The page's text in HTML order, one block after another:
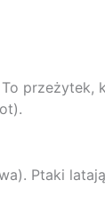
Ptaki